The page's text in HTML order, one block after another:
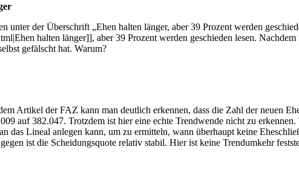
unter der Überschrift „Ehen halten länger, aber 39 Prozent werden
halten länger]], aber 39 Prozent werden geschieden lesen.
gefälscht hat. Warum?
Artikel der FAZ kann man deutlich erkennen, dass die Zahl der neuen
auf 382.047. Trotzdem ist hier eine echte Trendwende nicht zu
das Lineal anlegen kann, um zu ermitteln, wann überhaupt keine
ist die Scheidungsquote relativ stabil. Hier ist keine Trendumkehr